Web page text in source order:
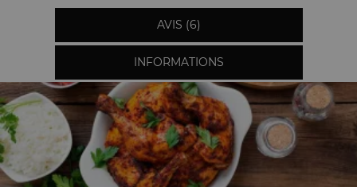
AVIS (6)
INFORMATIONS